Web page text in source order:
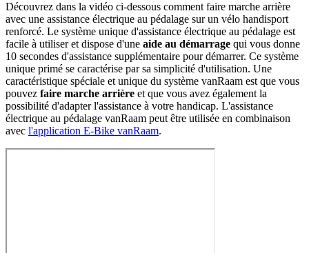
Découvrez dans la vidéo ci-dessous comment faire marche arrière
avec une assistance électrique au pédalage sur un vélo handisport
renforcé. Le système unique d'assistance électrique au pédalage est
facile à utiliser et dispose d'une aide au démarrage qui vous donne
10 secondes d'assistance supplémentaire pour démarrer. Ce système
unique primé se caractérise par sa simplicité d'utilisation. Une
caractéristique spéciale et unique du système vanRaam est que vous
pouvez faire marche arrière et que vous avez également la
possibilité d'adapter l'assistance à votre handicap. L'assistance
électrique au pédalage vanRaam peut être utilisée en combinaison
avec l'application E-Bike vanRaam.